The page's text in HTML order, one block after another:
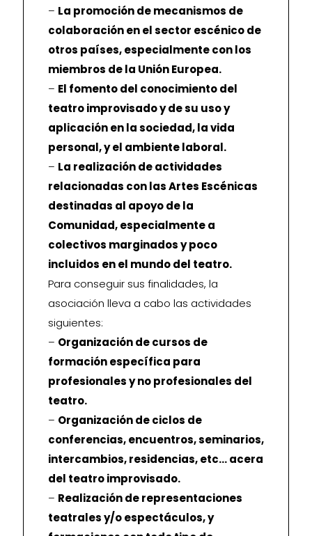
– La promoción de mecanismos de
colaboración en el sector escénico de
otros países, especialmente con los
miembros de la Unión Europea.
– El fomento del conocimiento del
teatro improvisado y de su uso y
aplicación en la sociedad, la vida
personal, y el ambiente laboral.
– La realización de actividades
relacionadas con las Artes Escénicas
destinadas al apoyo de la
Comunidad, especialmente a
colectivos marginados y poco
incluidos en el mundo del teatro.
Para conseguir sus finalidades, la
asociación lleva a cabo las actividades
siguientes:
– Organización de cursos de
formación específica para
profesionales y no profesionales del
teatro.
– Organización de ciclos de
conferencias, encuentros, seminarios,
intercambios, residencias, etc… acera
del teatro improvisado.
– Realización de representaciones
teatrales y/o espectáculos, y